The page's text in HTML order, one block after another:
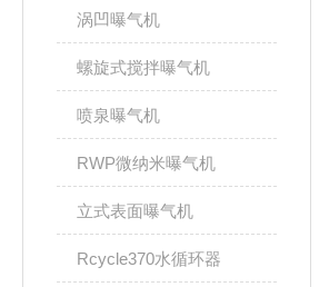
涡凹曝气机
螺旋式搅拌曝气机
喷泉曝气机
RWP微纳米曝气机
立式表面曝气机
Rcycle370水循环器